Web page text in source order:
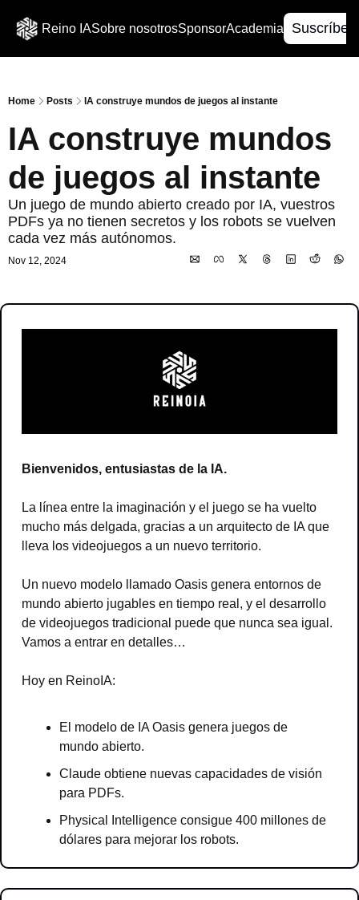
Reino IASobre nosotrosSponsorAcademia
Home Posts IA construye mundos de juegos al instante
IA construye mundos
de juegos al instante
Un juego de mundo abierto creado por IA, vuestros
PDFs ya no tienen secretos y los robots se vuelven
cada vez más autónomos.
Nov 12, 2024
Bienvenidos, entusiastas de la IA.
La línea entre la imaginación y el juego se ha vuelto
mucho más delgada, gracias a un arquitecto de IA que
lleva los videojuegos a un nuevo territorio.
Un nuevo modelo llamado Oasis genera entornos de
mundo abierto jugables en tiempo real, y el desarrollo
de videojuegos tradicional puede que nunca sea igual.
Vamos a entrar en detalles…
Hoy en ReinoIA:
El modelo de IA Oasis genera juegos de
mundo abierto.
Claude obtiene nuevas capacidades de visión
para PDFs.
Physical Intelligence consigue 400 millones de
dólares para mejorar los robots.